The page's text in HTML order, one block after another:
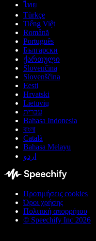
ไทย
Türkçe
Tiếng Việt
Română
Português
Български
ქართული
Slovenčina
Slovenščina
Eesti
Hrvatski
Lietuvių
עברית
Bahasa Indonesia
বাংলা
Català
Bahasa Melayu
اردو
Προτιμήσεις cookies
Όροι χρήσης
Πολιτική απορρήτου
© Speechify Inc 2026